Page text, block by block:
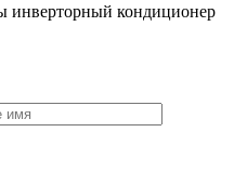
инверторный кондиционер